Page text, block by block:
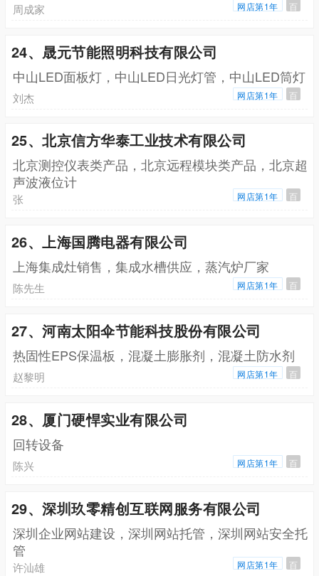
周成家 网店第1年 百
24、晟元节能照明科技有限公司
中山LED面板灯，中山LED日光灯管，中山LED筒灯
刘杰 网店第1年 百
25、北京信方华泰工业技术有限公司
北京测控仪表类产品，北京远程模块类产品，北京超
声波液位计
张 网店第1年 百
26、上海国腾电器有限公司
上海集成灶销售，集成水槽供应，蒸汽炉厂家
陈先生 网店第1年 百
27、河南太阳伞节能科技股份有限公司
热固性EPS保温板，混凝土膨胀剂，混凝土防水剂
赵黎明 网店第1年 百
28、厦门硬悍实业有限公司
回转设备
陈兴 网店第1年 百
29、深圳玖零精创互联网服务有限公司
深圳企业网站建设，深圳网站托管，深圳网站安全托
管
许汕雄 网店第1年 百